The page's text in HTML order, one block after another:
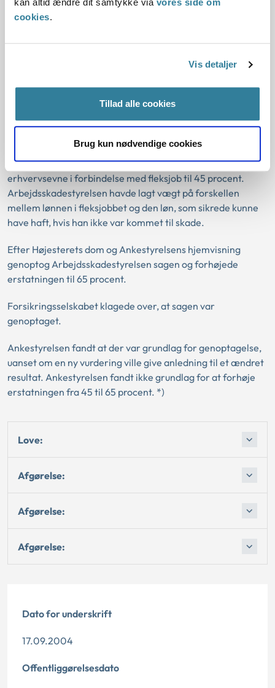
cookies.
Vis detaljer
Tillad alle cookies
Brug kun nødvendige cookies
Forsikringsselskabet klagede over at sagen var
Ankestyrelsen fandt at der var grundlag for genoptagelse,
erstatningen fra 35 til 40 procent
Arbejdsskadestyrelsen havde fastsat erstatning for tab af
erhvervsevne i forbindelse med fleksjob til 45 procent.
Arbejdsskadestyrelsen havde lagt vægt på forskellen
mellem lønnen i fleksjobbet og den løn, som sikrede kunne
have haft, hvis han ikke var kommet til skade.
Efter Højesterets dom og Ankestyrelsens hjemvisning
genoptog Arbejdsskadestyrelsen sagen og forhøjede
erstatningen til 65 procent.
Forsikringsselskabet klagede over, at sagen var
genoptaget.
Ankestyrelsen fandt at der var grundlag for genoptagelse,
uanset om en ny vurdering ville give anledning til et ændret
resultat. Ankestyrelsen fandt ikke grundlag for at forhøje
erstatningen fra 45 til 65 procent. *)
Love:
Afgørelse:
Afgørelse:
Afgørelse:
Dato for underskrift
17.09.2004
Offentliggørelsesdato